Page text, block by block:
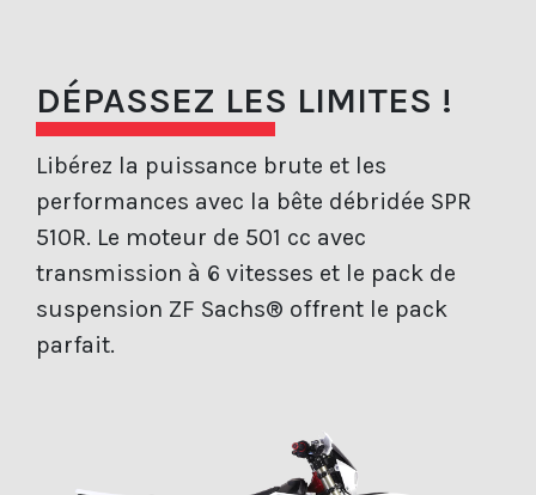
DÉPASSEZ LES LIMITES !
Libérez la puissance brute et les
performances avec la bête débridée SPR
510R. Le moteur de 501 cc avec
transmission à 6 vitesses et le pack de
suspension ZF Sachs® offrent le pack
parfait.